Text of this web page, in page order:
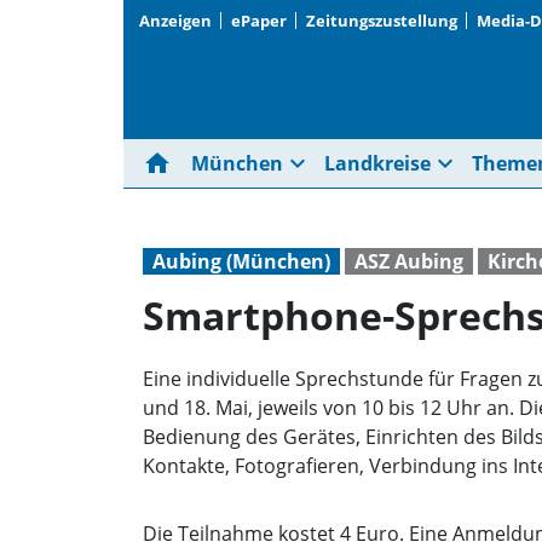
Anzeigen ePaper Zeitungszustellung Media-
home München expand_more Landkreise expand_more
Aubing (München) ASZ Aubing
Smartphone-
Eine individuelle Sprechstunde für Fragen
und 18. Mai, jeweils von 10 bis 12 Uhr an.
Bedienung des Gerätes, Einrichten des
Kontakte, Fotografieren, Verbindung ins
Die Teilnahme kostet 4 Euro. Eine